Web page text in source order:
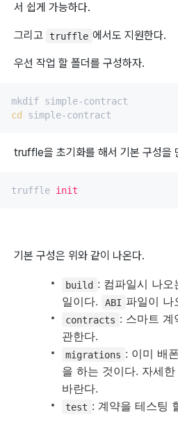
서 쉽게 가능하다.
그리고 truffle 에서도 지원한다.
우선 작업 할 폴더를 구성하자.
cd
truffle을 초기화를 해서 기본 구성을
truffle init
기본 구성은 위와 같이 나온다.
build : 컴파일시 나
일이다.
ABI 파일이 나
contracts : 스마트 계
관한다.
migrations : 이미 배
을 하는 것이다. 자세한
바란다.
test : 계약을 테스팅